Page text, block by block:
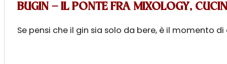
BUGIN – IL PONTE FRA MIXOLOGY,
Se pensi che il gin sia solo da bere, è il momento